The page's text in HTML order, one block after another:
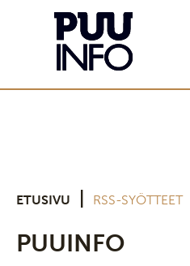
ETUSIVU RSS-SYÖTTEET
PUUINFO